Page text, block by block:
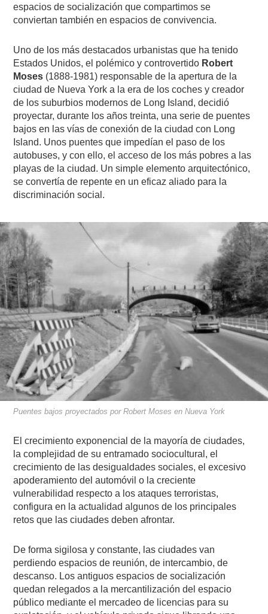
espacios de socialización que compartimos se
conviertan también en espacios de convivencia.
Uno de los más destacados urbanistas que ha tenido
Estados Unidos, el polémico y controvertido Robert
Moses (1888-1981) responsable de la apertura de la
ciudad de Nueva York a la era de los coches y creador
de los suburbios modernos de Long Island, decidió
proyectar, durante los años treinta, una serie de puentes
bajos en las vías de conexión de la ciudad con Long
Island. Unos puentes que impedían el paso de los
autobuses, y con ello, el acceso de los más pobres a las
playas de la ciudad. Un simple elemento arquitectónico,
se convertía de repente en un eficaz aliado para la
discriminación social.
Puentes bajos proyectados por Robert Moses en Nueva York
El crecimiento exponencial de la mayoría de ciudades,
la complejidad de su entramado sociocultural, el
crecimiento de las desigualdades sociales, el excesivo
apoderamiento del automóvil o la creciente
vulnerabilidad respecto a los ataques terroristas,
configura en la actualidad algunos de los principales
retos que las ciudades deben afrontar.
De forma sigilosa y constante, las ciudades van
perdiendo espacios de reunión, de intercambio, de
descanso. Los antiguos espacios de socialización
quedan relegados a la mercantilización del espacio
público mediante el mercadeo de licencias para su